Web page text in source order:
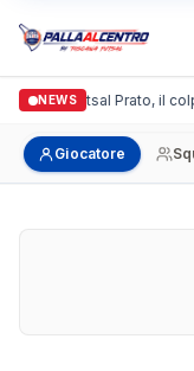
NEWS
Futsal Prato, il colpo
Giocatore